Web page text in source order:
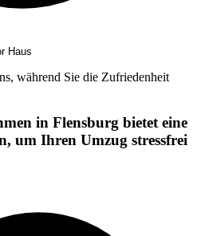
Haus
während Sie die Zufriedenheit
in Flensburg bietet eine
um Ihren Umzug stressfrei